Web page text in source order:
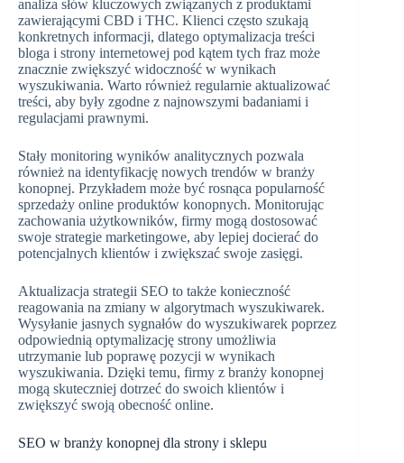
analiza słów kluczowych związanych z produktami
zawierającymi CBD i THC. Klienci często szukają
konkretnych informacji, dlatego optymalizacja treści
bloga i strony internetowej pod kątem tych fraz może
znacznie zwiększyć widoczność w wynikach
wyszukiwania. Warto również regularnie aktualizować
treści, aby były zgodne z najnowszymi badaniami i
regulacjami prawnymi.
Stały monitoring wyników analitycznych pozwala
również na identyfikację nowych trendów w branży
konopnej. Przykładem może być rosnąca popularność
sprzedaży online produktów konopnych. Monitorując
zachowania użytkowników, firmy mogą dostosować
swoje strategie marketingowe, aby lepiej docierać do
potencjalnych klientów i zwiększać swoje zasięgi.
Aktualizacja strategii SEO to także konieczność
reagowania na zmiany w algorytmach wyszukiwarek.
Wysyłanie jasnych sygnałów do wyszukiwarek poprzez
odpowiednią optymalizację strony umożliwia
utrzymanie lub poprawę pozycji w wynikach
wyszukiwania. Dzięki temu, firmy z branży konopnej
mogą skuteczniej dotrzeć do swoich klientów i
zwiększyć swoją obecność online.
SEO w branży konopnej dla strony i sklepu